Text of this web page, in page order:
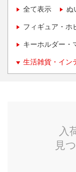
全て表示 ぬ
フィギュア・ホ
キーホルダー・
生活雑貨・イン